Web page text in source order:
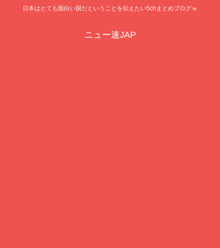
日本はとても面白い国だということを伝えたい5chまとめブログｗ
ニュー速JAP